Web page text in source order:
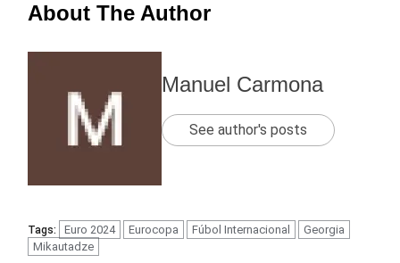
About The Author
Manuel Carmona
See author's posts
Tags: Euro 2024 Eurocopa Fúbol Internacional
Georgia
Mikautadze